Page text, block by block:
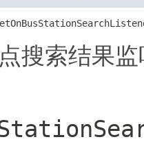
搜索结果